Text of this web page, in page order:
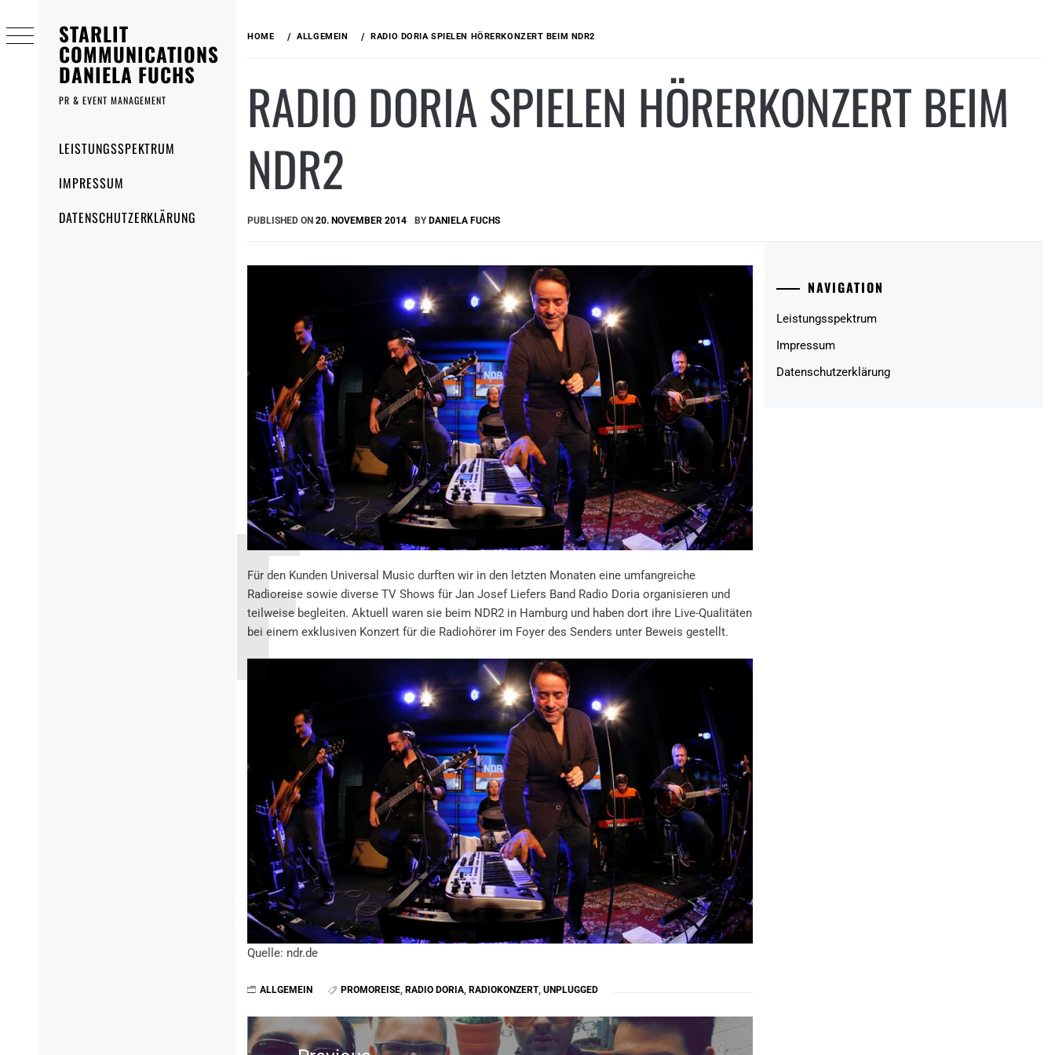
STARLIT
COMMUNICATIONS
DANIELA FUCHS
PR & EVENT MANAGEMENT
MenuLEISTUNGSSPEKTRUM
IMPRESSUM
DATENSCHUTZERKLÄRUNG
to
content
HOME ALLGEMEIN RADIO DORIA SPIELEN HÖRERKONZERT BEIM NDR2
RADIO DORIA SPIELEN HÖRERKONZERT BEIM
NDR2
PUBLISHED ON 20. NOVEMBER 2014 BYDANIELA FUCHS
Für den Kunden Universal Music durften wir in den letzten Monaten eine umfangreiche
Radioreise sowie diverse TV Shows für Jan Josef Liefers Band Radio Doria organisieren und
teilweise begleiten. Aktuell waren sie beim NDR2 in Hamburg und haben dort ihre Live-Qualitäten
bei einem exklusiven Konzert für die Radiohörer im Foyer des Senders unter Beweis gestellt.
Quelle: ndr.de
ALLGEMEIN PROMOREISE RADIO DORIA RADIOKONZERT, UNPLUGGED
Beitragsnavigation
NAVIGATION
Leistungsspektrum
Impressum
Datenschutzerklärung